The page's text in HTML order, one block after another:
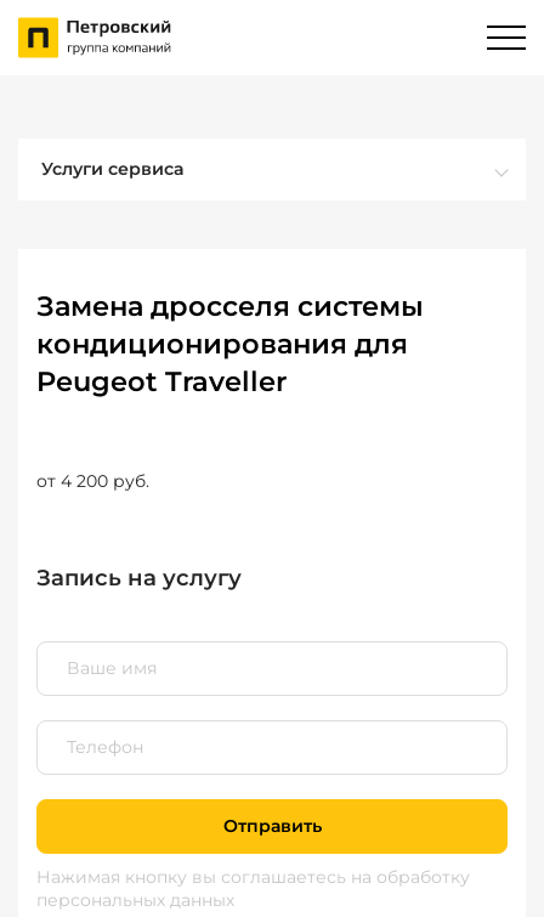
Услуги сервиса
Замена дросселя системы
кондиционирования для
Peugeot Traveller
от 4 200 руб.
Запись на услугу
Отправить
Нажимая кнопку вы соглашаетесь на обработку
персональных данных